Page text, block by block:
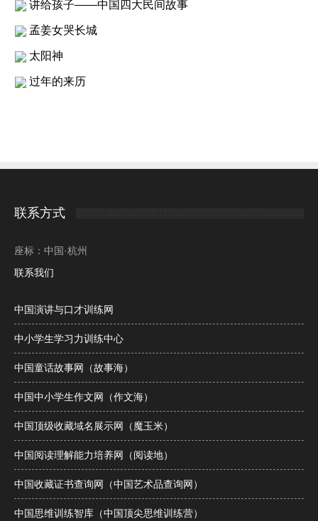
讲给孩子——中国四大民间故事
孟姜女哭长城
太阳神
过年的来历
联系方式
座标：中国·杭州
联系我们
中国演讲与口才训练网
中小学生学习力训练中心
中国童话故事网（故事海）
中国中小学生作文网（作文海）
中国顶级收藏域名展示网（魔玉米）
中国阅读理解能力培养网（阅读地）
中国收藏证书查询网（中国艺术品查询网）
中国思维训练智库（中国顶尖思维训练营）